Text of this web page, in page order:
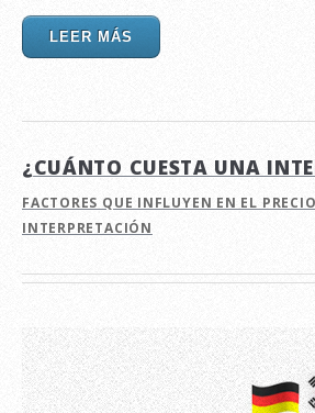
LEER MÁS
¿CUÁNTO CUESTA UNA
FACTORES QUE INFLUYEN EN EL
INTERPRETACIÓN